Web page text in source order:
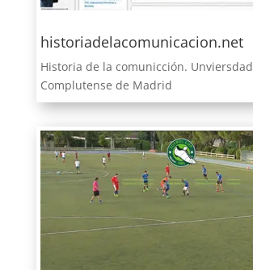
historiadelacomunicacion.net
Historia de la comunicción. Unviersdad
Complutense de Madrid